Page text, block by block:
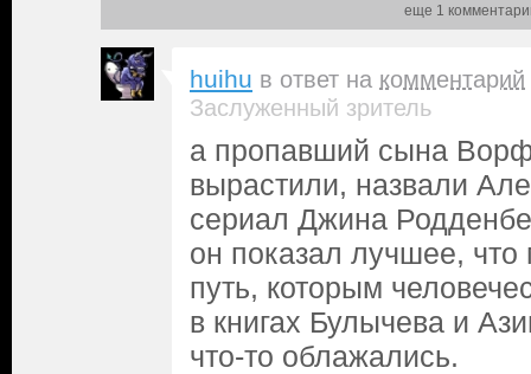
еще 1
huihu в ответ на комментарий
Заслуженный зритель
а пропавший сына
вырастили, назвали
сериал Джина
он показал лучшее,
путь, которым
в книгах Булычева и
что-то облажались.